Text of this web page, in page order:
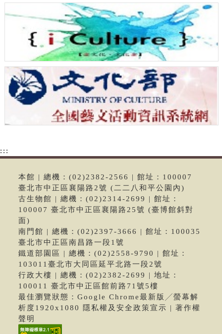
:::
本館 | 總機：(02)2382-2566 | 館址：100007
臺北市中正區襄陽路2號 (二二八和平公園內)
古生物館 | 總機：(02)2314-2699 | 館址：
100007 臺北市中正區襄陽路25號 (臺博館斜對
面)
南門館 | 總機：(02)2397-3666 | 館址：100035
臺北市中正區南昌路一段1號
鐵道部園區 | 總機：(02)2558-9790 | 館址：
103011臺北市大同區延平北路一段2號
行政大樓 | 總機：(02)2382-2699 | 地址：
100011 臺北市中正區館前路71號5樓
最佳瀏覽狀態：Google Chrome最新版╱螢幕解
析度1920x1080 隱私權及安全政策宣示 | 著作權
聲明